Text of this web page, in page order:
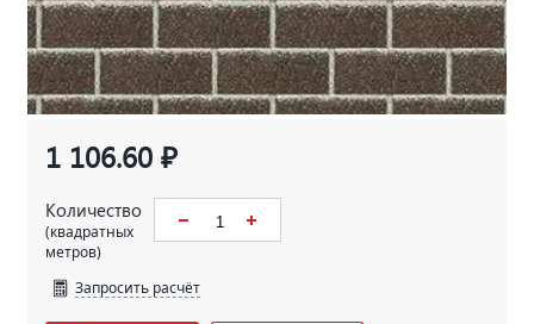
1 106.60 ₽
Количество
(квадратных
метров)
Запросить расчёт